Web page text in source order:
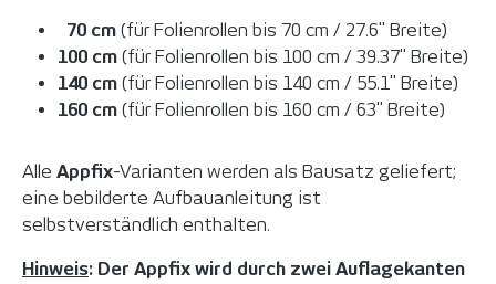
70 cm (für Folienrollen bis 70 cm / 27.6" Breite)
100 cm (für Folienrollen bis 100 cm / 39.37" Breite)
140 cm (für Folienrollen bis 140 cm / 55.1" Breite)
160 cm (für Folienrollen bis 160 cm / 63" Breite)
Alle Appfix-Varianten werden als Bausatz geliefert;
eine bebilderte Aufbauanleitung ist
selbstverständlich enthalten.
Hinweis: Der Appfix wird durch zwei Auflagekanten